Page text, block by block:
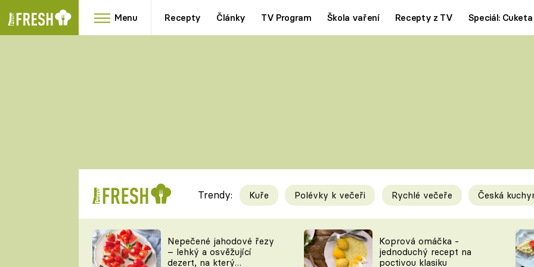
Menu Recepty Články TV Program Škola vaření Recepty z TV Speciál: Cuketa
RYCHLOVKY
Videorecepty
TEĎ VAŘÍ ŠÉF!
Tipy a triky
KAM ZA JÍDLEM
Trendy: Kuře Polévky k večeři Rychlé večeře Česká
Nepečené jahodové řezy
– lehký a osvěžující
dezert, na který
Koprová omáčka -
jednoduchý recept na
poctivou klasiku